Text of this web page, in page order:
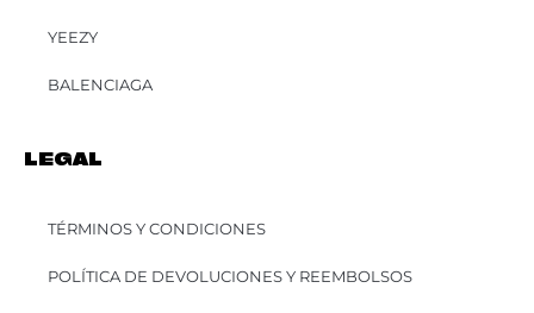
YEEZY
BALENCIAGA
LEGAL
TÉRMINOS Y CONDICIONES
POLÍTICA DE DEVOLUCIONES Y REEMBOLSOS